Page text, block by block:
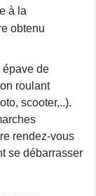
à la
obtenu
épave de
roulant
scooter,..).
rendez-vous
se débarrasser